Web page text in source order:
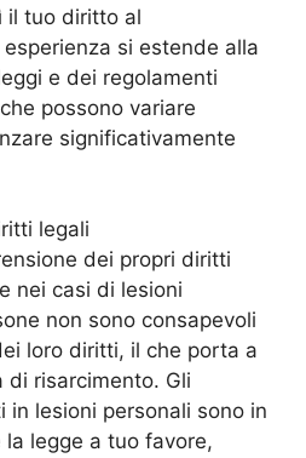
il tuo diritto al
si estende alla
e dei regolamenti
possono variare
significativamente
legali
dei propri diritti
nei casi di lesioni
non sono consapevoli
loro diritti, il che porta a
di risarcimento. Gli
in lesioni personali sono in
legge a tuo favore,